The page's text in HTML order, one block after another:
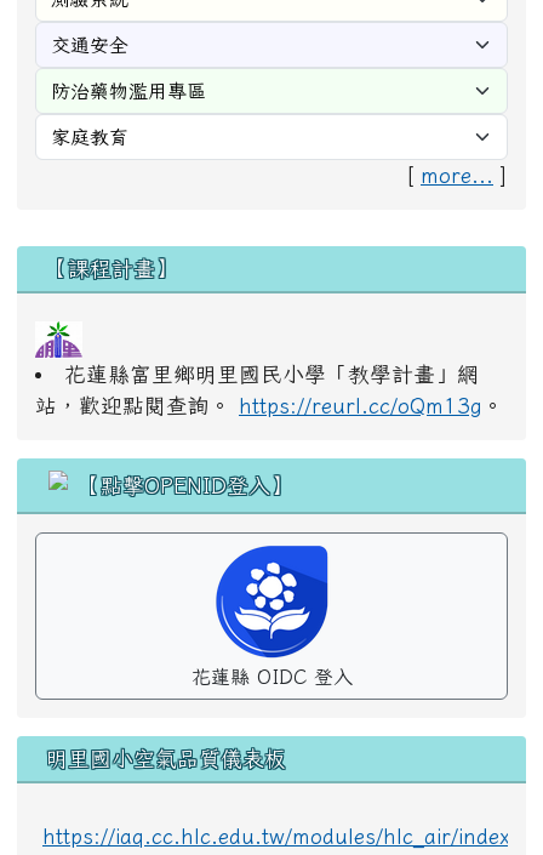
[ more...
右邊區域內容
【課程計畫】
花蓮縣富里鄉明里國民小學「教學計畫」網
站，歡迎點閱查詢。
https://reurl.cc/oQm13g 。
花蓮縣 OIDC 登入
明里國小空氣品質儀表板
https://iaq.cc.hlc.edu.tw/modules/hlc_air/